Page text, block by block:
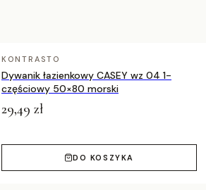
KONTRASTO
Dywanik łazienkowy CASEY wz 04 1-
częściowy 50×80 morski
29,49 zł
DO KOSZYKA